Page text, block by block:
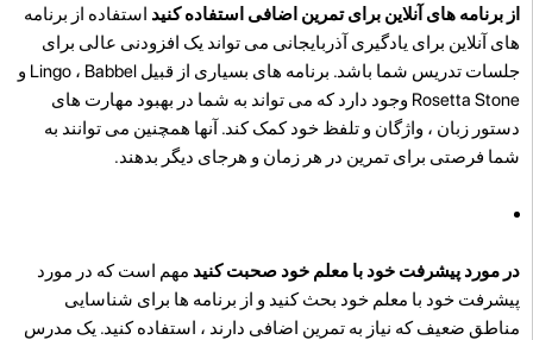
از برنامه های آنلاین برای تمرین اضافی استفاده کنید استفاده از برنامه
های آنلاین برای یادگیری آذربایجانی می تواند یک افزودنی عالی برای
جلسات تدریس شما باشد. برنامه های بسیاری از قبیل Lingo ، Babbel و
Rosetta Stone وجود دارد که می تواند به شما در بهبود مهارت های
دستور زبان ، واژگان و تلفظ خود کمک کند. آنها همچنین می توانند به
شما فرصتی برای تمرین در هر زمان و هرجای دیگر بدهند.
در مورد پیشرفت خود با معلم خود صحبت کنید مهم است که در مورد
پیشرفت خود با معلم خود بحث کنید و از برنامه ها برای شناسایی
مناطق ضعیف که نیاز به تمرین اضافی دارند ، استفاده کنید. یک مدرس